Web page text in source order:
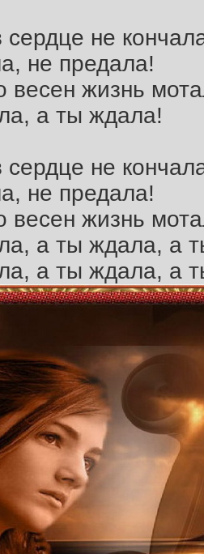
сердце не
не предала!
весен жизнь
а ты ждала!
сердце не
не предала!
весен жизнь
а ты ждала, а
а ты ждала, а